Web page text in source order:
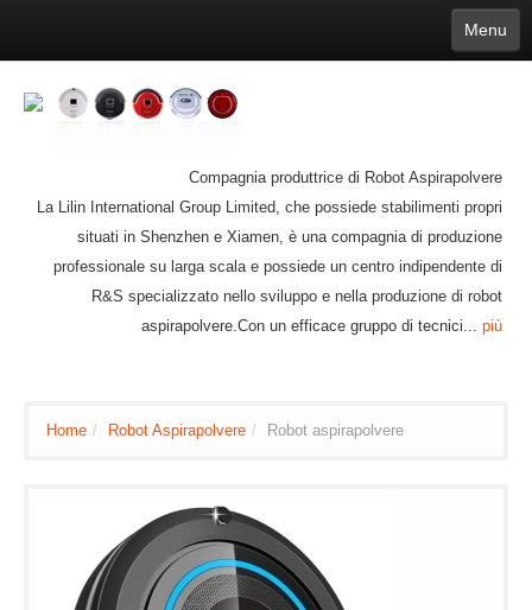
Menu
Deutsch
Português 日本語
Română Mongolian bāṅlā Norsk
Türkçe
Ўзбек тили
india Tiếng Việt íslenska Estonia
Bulgarian
Ukrainian Slovenčina
Compagnia produttrice di Robot Aspirapolvere
La Lilin International Group Limited, che possiede stabilimenti propri
situati in Shenzhen e Xiamen, è una compagnia di produzione
professionale su larga scala e possiede un centro indipendente di
R&S specializzato nello sviluppo e nella produzione di robot
aspirapolvere.Con un efficace gruppo di tecnici... più
Home / Robot Aspirapolvere / Robot aspirapolvere